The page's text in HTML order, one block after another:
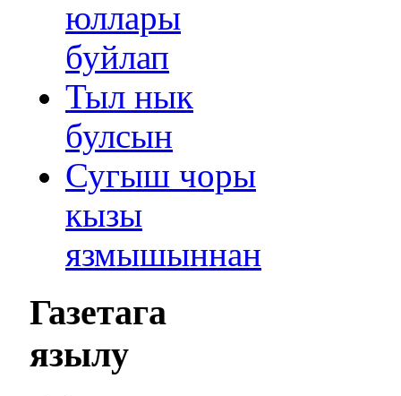
юллары
буйлап
Тыл нык
булсын
Сугыш чоры
кызы
язмышыннан
Газетага
язылу